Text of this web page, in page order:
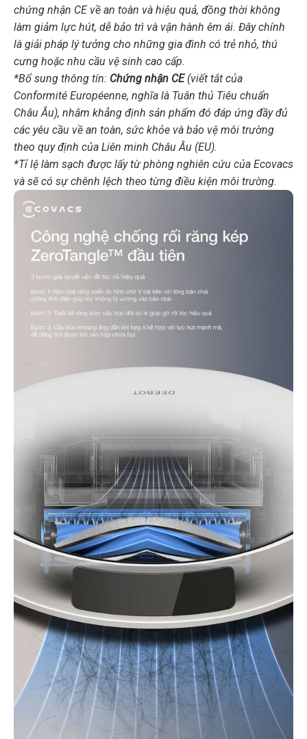
chứng nhận CE về an toàn và hiệu quả, đồng thời không
làm giảm lực hút, dễ bảo trì và vận hành êm ái. Đây chính
là giải pháp lý tưởng cho những gia đình có trẻ nhỏ, thú
cưng hoặc nhu cầu vệ sinh cao cấp.
*Bổ sung thông tín: Chứng nhận CE(viết tắt của
Conformité Européenne, nghĩa là Tuân thủ Tiêu chuẩn
Châu Âu), nhằm khẳng định sản phẩm đó đáp ứng đầy đủ
các yêu cầu về an toàn, sức khỏe và bảo vệ môi trường
theo quy định của Liên minh Châu Âu (EU).
*Tỉ lệ làm sạch được lấy từ phòng nghiên cứu của Ecovacs
và sẽ có sự chênh lệch theo từng điều kiện môi trường.